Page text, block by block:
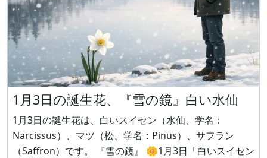
1月3日の誕生花、『雪の鏡』白い水仙
1月3日の誕生花は、白いスイセン（水仙、学名：
Narcissus）、マツ（松、学名：Pinus）、サフラン
（Saffron）です。 『雪の鏡』 🌼1月3日「白いスイセン